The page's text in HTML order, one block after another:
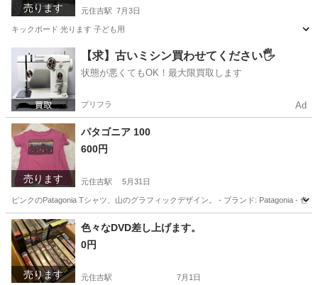
売ります 元住吉駅 7月3日
キックボード 光ります 子ども用
神奈川 川崎市 元住吉駅 その他 キックボード
【求】古いミシン買わせてください🖐️
状態が悪くてもOK！最大限買取します
プリフラ Ad
売ります
パタゴニア 100
600円
元住吉駅 5月31日
ピンクのPatagonia Tシャツ、山のグラフィックデザイン。 - ブランド: Patagonia -
神奈川 川崎市 元住吉駅 キッズ用品
売ります
色々なDVD差し上げます。
0円
元住吉駅 7月1日